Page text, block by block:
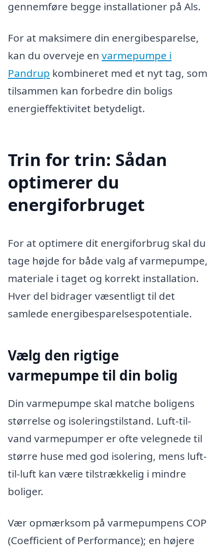
gennemføre begge installationer på Als.
For at maksimere din energibesparelse,
kan du overveje en varmepumpe i
Pandrup kombineret med et nyt tag, som
tilsammen kan forbedre din boligs
energieffektivitet betydeligt.
Trin for trin: Sådan
optimerer du
energiforbruget
For at optimere dit energiforbrug skal du
tage højde for både valg af varmepumpe,
materiale i taget og korrekt installation.
Hver del bidrager væsentligt til det
samlede energibesparelsespotentiale.
Vælg den rigtige
varmepumpe til din bolig
Din varmepumpe skal matche boligens
størrelse og isoleringstilstand. Luft-til-
vand varmepumper er ofte velegnede til
større huse med god isolering, mens luft-
til-luft kan være tilstrækkelig i mindre
boliger.
Vær opmærksom på varmepumpens COP
(Coefficient of Performance); en højere